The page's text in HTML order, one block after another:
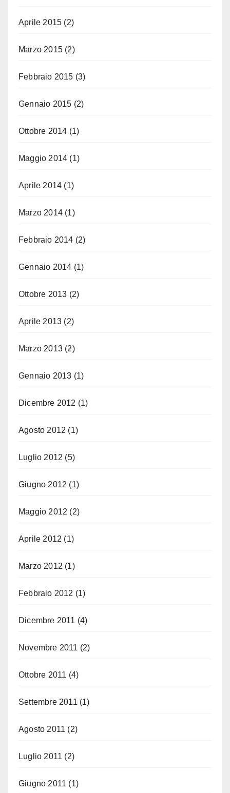
Aprile 2015 (2)
Marzo 2015 (2)
Febbraio 2015 (3)
Gennaio 2015 (2)
Ottobre 2014 (1)
Maggio 2014 (1)
Aprile 2014 (1)
Marzo 2014 (1)
Febbraio 2014 (2)
Gennaio 2014 (1)
Ottobre 2013 (2)
Aprile 2013 (2)
Marzo 2013 (2)
Gennaio 2013 (1)
Dicembre 2012 (1)
Agosto 2012 (1)
Luglio 2012 (5)
Giugno 2012 (1)
Maggio 2012 (2)
Aprile 2012 (1)
Marzo 2012 (1)
Febbraio 2012 (1)
Dicembre 2011 (4)
Novembre 2011 (2)
Ottobre 2011 (4)
Settembre 2011 (1)
Agosto 2011 (2)
Luglio 2011 (2)
Giugno 2011 (1)